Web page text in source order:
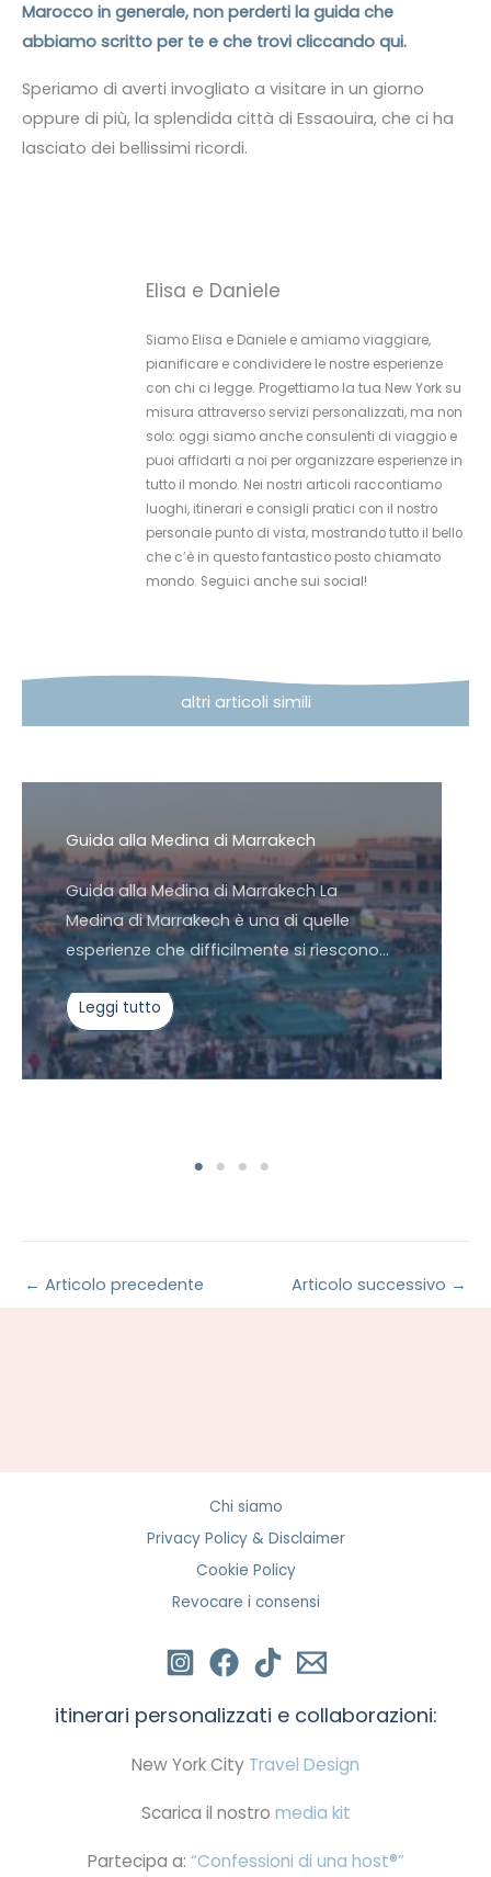
Marocco in generale, non perderti la guida che
abbiamo scritto per te e che trovi cliccando qui.
Speriamo di averti invogliato a visitare in un giorno
oppure di più, la splendida città di Essaouira, che ci ha
lasciato dei bellissimi ricordi.
Elisa e Daniele
Siamo Elisa e Daniele e amiamo viaggiare,
pianificare e condividere le nostre esperienze
con chi ci legge. Progettiamo la tua New York su
misura attraverso servizi personalizzati, ma non
solo: oggi siamo anche consulenti di viaggio e
puoi affidarti a noi per organizzare esperienze in
tutto il mondo. Nei nostri articoli raccontiamo
luoghi, itinerari e consigli pratici con il nostro
personale punto di vista, mostrando tutto il bello
che c’è in questo fantastico posto chiamato
mondo. Seguici anche sui social!
altri articoli simili
Guida alla Medina di Marrakech
Guida alla Medina di Marrakech La
Medina di Marrakech è una di quelle
esperienze che difficilmente si riescono…
Leggi tutto
← Articolo precedente Articolo successivo →
Chi siamo
Privacy Policy & Disclaimer
Cookie Policy
Revocare i consensi
itinerari personalizzati e collaborazioni:
New York City Travel Design
Scarica il nostro media kit
Partecipa a: “Confessioni di una host®”